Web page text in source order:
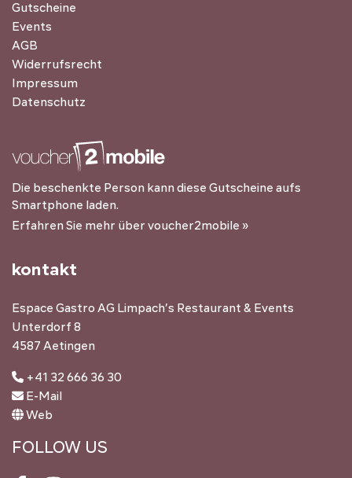
Gutscheine
Events
AGB
Widerrufsrecht
Impressum
Datenschutz
Die beschenkte Person kann diese Gutscheine aufs
Smartphone laden.
Erfahren Sie mehr über voucher2mobile »
kontakt
Espace Gastro AG Limpach’s Restaurant & Events
Unterdorf 8
4587 Aetingen
+41 32 666 36 30
E-Mail
Web
FOLLOW US